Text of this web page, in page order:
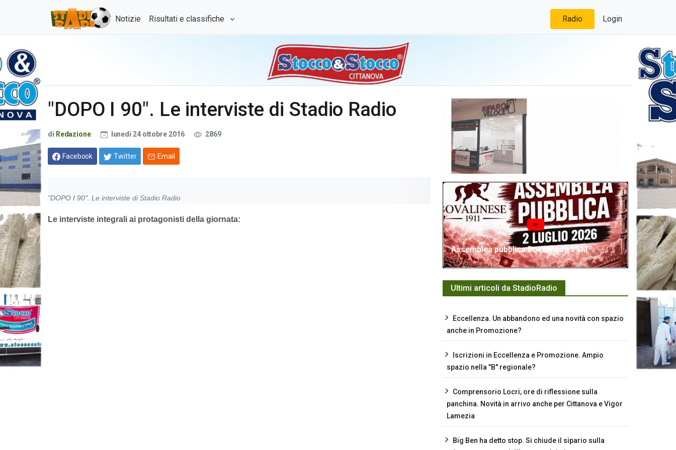
Notizie Risultati e classifiche Radio Login
"DOPO I 90". Le interviste di Stadio Radio
di Redazione lunedì 24 ottobre 2016 2869
Facebook Twitter Email
"DOPO I 90". Le interviste di Stadio Radio
Le interviste integrali ai protagonisti della giornata:
Assemblea pubblica Bovalinese 1911
Ultimi articoli da StadioRadio
Eccellenza. Un abbandono ed una novità con spazio
anche in Promozione?
Iscrizioni in Eccellenza e Promozione. Ampio
spazio nella "B" regionale?
Comprensorio Locri, ore di riflessione sulla
panchina. Novità in arrivo anche per Cittanova e Vigor
Lamezia
Big Ben ha detto stop. Si chiude il sipario sulla